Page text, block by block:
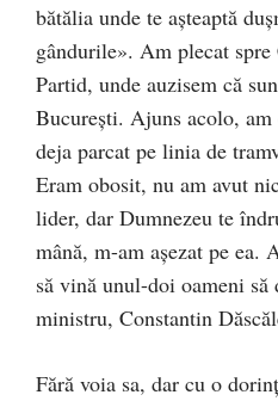
bătălia unde te așteaptă
gândurile». Am plecat
Partid, unde auzisem că
București. Ajuns acolo,
deja parcat pe linia de
Eram obosit, nu am avut
lider, dar Dumnezeu te
mână, m-am așezat pe ea.
să vină unul-doi oameni
ministru, Constantin
Fără voia sa, dar cu o